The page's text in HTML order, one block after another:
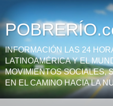
INFORMACIÓN LAS 24
LATINOAMÉRICA Y EL
MOVIMIENTOS SOCIALES,
EN EL CAMINO HACIA LA